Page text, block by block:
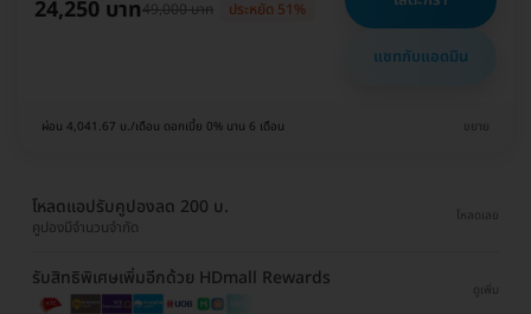
24,250 บาท49,000 บาท ประหยัด 51%
แชทกับแอดมิน
ผ่อน 4,041.67 บ./เดือน ดอกเบี้ย 0% นาน 6 เดือน ขยาย
โหลดแอปรับคูปองลด 200 บ.
คูปองมีจำนวนจำกัด
โหลดเลย
รับสิทธิพิเศษเพิ่มอีกด้วย HDmall Rewards
ดูเพิ่ม